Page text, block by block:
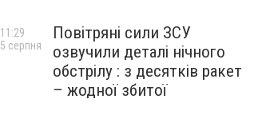
Повітряні сили ЗСУ
озвучили деталі нічного
обстрілу : з десятків ракет
– жодної збитої
11:29
5 серпня